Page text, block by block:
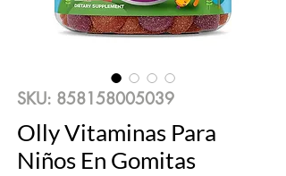
SKU: 858158005039
Olly Vitaminas Para
Niños En Gomitas